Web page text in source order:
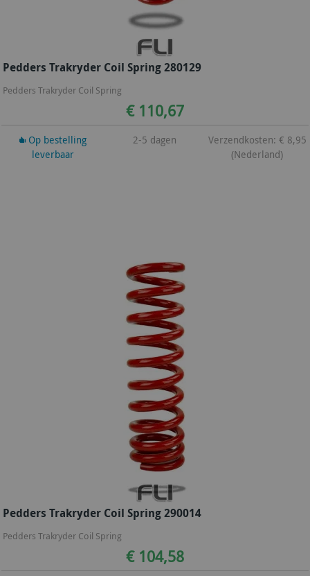
Pedders Trakryder Coil Spring 280129
Pedders Trakryder Coil Spring
€ 110,67
Op bestelling
leverbaar
2-5 dagen
Verzendkosten: € 8,95
(Nederland)
Pedders Trakryder Coil Spring 290014
Pedders Trakryder Coil Spring
€ 104,58